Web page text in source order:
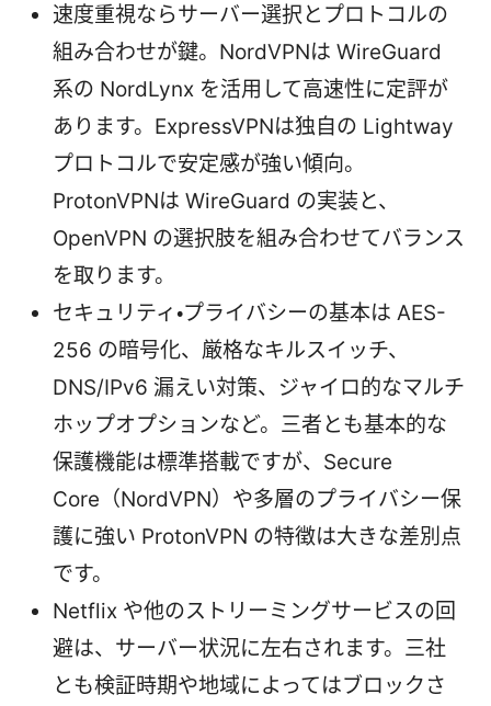
速度重視ならサーバー選択とプロトコルの
組み合わせが鍵。NordVPNは WireGuard
系の NordLynx を活用して高速性に定評が
あります。ExpressVPNは独自の Lightway
プロトコルで安定感が強い傾向。
ProtonVPNは WireGuard の実装と、
OpenVPN の選択肢を組み合わせてバランス
を取ります。
セキュリティ・プライバシーの基本は AES-
256 の暗号化、厳格なキルスイッチ、
DNS/IPv6 漏えい対策、ジャイロ的なマルチ
ホップオプションなど。三者とも基本的な
保護機能は標準搭載ですが、Secure
Core（NordVPN）や多層のプライバシー保
護に強い ProtonVPN の特徴は大きな差別点
です。
Netflix や他のストリーミングサービスの回
避は、サーバー状況に左右されます。三社
とも検証時期や地域によってはブロックさ